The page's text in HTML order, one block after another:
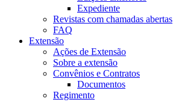
Expediente
Revistas com chamadas abertas
FAQ
Extensão
Ações de Extensão
Sobre a extensão
Convênios e Contratos
Documentos
Regimento